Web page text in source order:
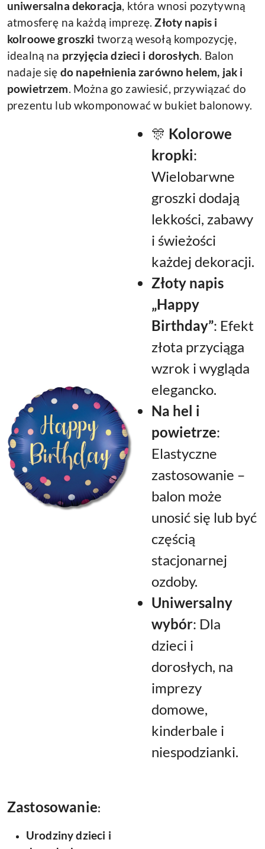
uniwersalna dekoracja, która wnosi pozytywną
atmosferę na każdą imprezę.Złoty napis i
kolroowe groszki tworzą wesołą kompozycję,
idealną na przyjęcia dzieci i dorosłych. Balon
nadaje się do napełnienia zarówno helem, jak i
powietrzem. Można go zawiesić, przywiązać do
prezentu lub wkomponować w bukiet balonowy.
🎊 Kolorowe
kropki:
Wielobarwne
groszki dodają
lekkości, zabawy
i świeżości
każdej dekoracji.
Złoty napis
„Happy
Birthday”: Efekt
złota przyciąga
wzrok i wygląda
elegancko.
Na hel i
powietrze:
Elastyczne
zastosowanie –
balon może
unosić się lub być
częścią
stacjonarnej
ozdoby.
Uniwersalny
wybór: Dla
dzieci i
dorosłych, na
imprezy
domowe,
kinderbale i
niespodzianki.
Zastosowanie:
Urodziny dzieci i